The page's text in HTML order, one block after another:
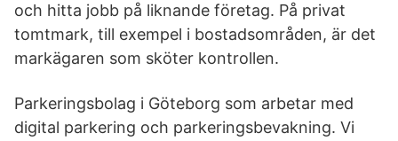
och hitta jobb på liknande företag. På privat
tomtmark, till exempel i bostadsområden, är det
markägaren som sköter kontrollen.
Parkeringsbolag i Göteborg som arbetar med
digital parkering och parkeringsbevakning. Vi